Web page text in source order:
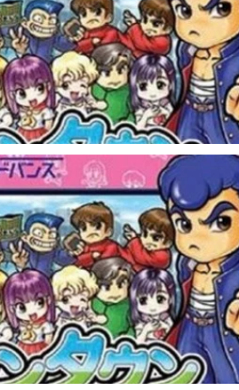
ะกลับมาอีกครั้งแล้ว
days ago
ทาวน์ ฉบับภาษาอังกฤษกำหน
ภาคใหม่เตรียมออกบน 3DS โซนอเมริ
days ago